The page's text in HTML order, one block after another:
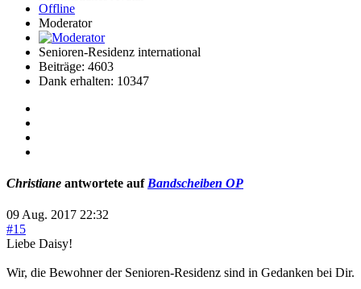
Offline
Moderator
Senioren-Residenz international
Beiträge: 4603
Dank erhalten: 10347
Christiane antwortete auf Bandscheiben OP
09 Aug. 2017 22:32
#15
Liebe Daisy!
Wir, die Bewohner der Senioren-Residenz sind in Gedanken bei Dir.